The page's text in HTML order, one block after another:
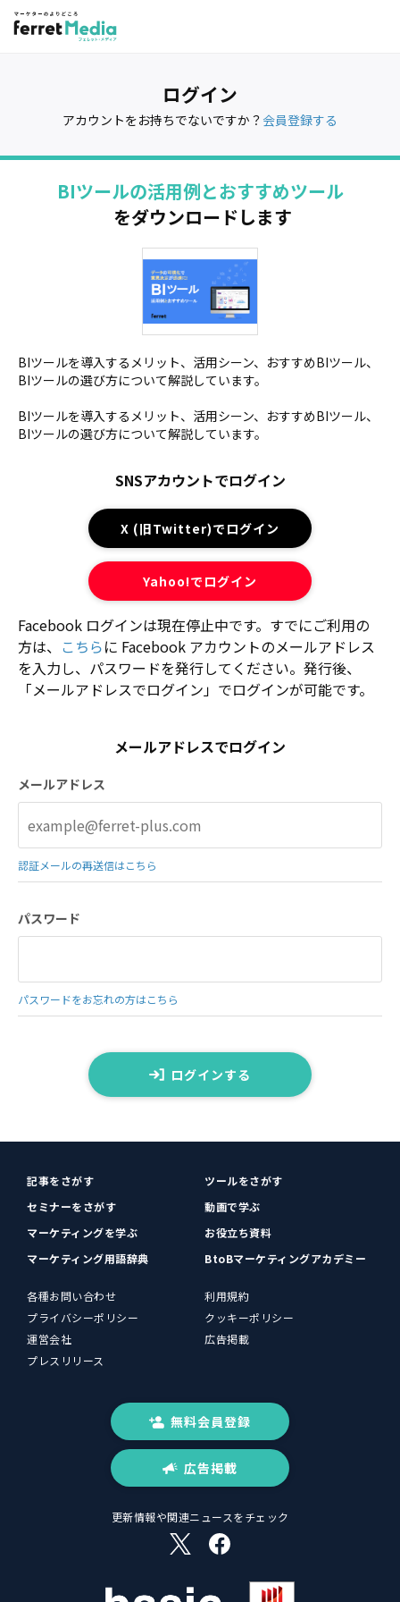
ログイン
アカウントをお持ちでないですか？ 会員登録する
BIツールの活用例とおすすめツール
をダウンロードします
BIツールを導入するメリット、活用シーン、おすすめBIツール、
BIツールの選び方について解説しています。
BIツールを導入するメリット、活用シーン、おすすめBIツール、
BIツールの選び方について解説しています。
SNSアカウントでログイン
X (旧Twitter)でログイン
Yahoo!でログイン
Facebook ログインは現在停止中です。すでにご利用の
方は、 こちらに Facebook アカウントのメールアドレス
を入力し、パスワードを発行してください。発行後、
「メールアドレスでログイン」でログインが可能です。
メールアドレスでログイン
メールアドレス
認証メールの再送信はこちら
パスワード
パスワードをお忘れの方はこちら
ログインする
記事をさがす
ツールをさがす
セミナーをさがす
動画で学ぶ
マーケティングを学ぶ
お役立ち資料
マーケティング用語辞典
BtoBマーケティングアカデミー
各種お問い合わせ
利用規約
プライバシーポリシー
クッキーポリシー
運営会社
広告掲載
プレスリリース
無料会員登録
広告掲載
更新情報や関連ニュースをチェック